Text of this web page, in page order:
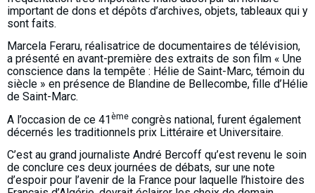
important de dons et dépôts d’archives, objets, tableaux qui y
sont faits.
Marcela Feraru, réalisatrice de documentaires de télévision,
a présenté en avant-première des extraits de son film « Une
conscience dans la tempête : Hélie de Saint-Marc, témoin du
siècle » en présence de Blandine de Bellecombe, fille d’Hélie
de Saint-Marc.
A l’occasion de ce 41ème congrès national, furent également
décernés les traditionnels prix Littéraire et Universitaire.
C’est au grand journaliste André Bercoff qu’est revenu le soin
de conclure ces deux journées de débats, sur une note
d’espoir pour l’avenir de la France pour laquelle l’histoire des